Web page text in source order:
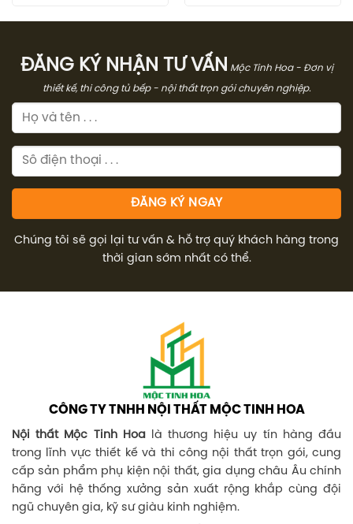
ĐĂNG KÝ NHẬN TƯ VẤN Mộc Tinh Hoa - Đơn vị
thiết kế, thi công tủ bếp - nội thất trọn gói chuyên nghiệp.
Chúng tôi sẽ gọi lại tư vấn & hỗ trợ quý khách hàng trong
thời gian sớm nhất có thể.
CÔNG TY TNHH NỘI THẤT MỘC TINH HOA
Nội thất Mộc Tinh Hoalà thương hiệu uy tín hàng đầu
trong lĩnh vực thiết kế và thi công nội thất trọn gói, cung
cấp sản phẩm phụ kiện nội thất, gia dụng châu Âu chính
hãng với hệ thống xưởng sản xuất rộng khắp cùng đội
ngũ chuyên gia, kỹ sư giàu kinh nghiệm.